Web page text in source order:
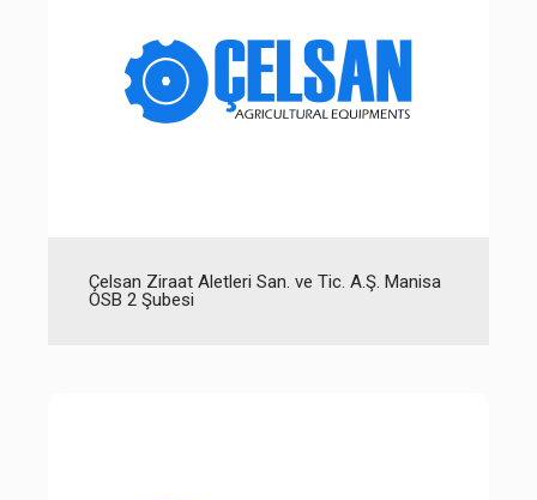
Çelsan Ziraat Aletleri San. ve Tic. A.Ş. Manisa
OSB 2 Şubesi